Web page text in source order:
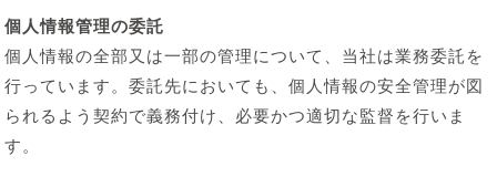
個人情報管理の委託
個人情報の全部又は一部の管理について、当社は業務委託を
行っています。委託先においても、個人情報の安全管理が図
られるよう契約で義務付け、必要かつ適切な監督を行いま
す。